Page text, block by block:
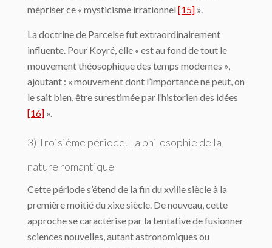
mépriser ce « mysticisme irrationnel [15] ».
La doctrine de Parcelse fut extraordinairement
influente. Pour Koyré, elle « est au fond de tout le
mouvement théosophique des temps modernes »,
ajoutant : « mouvement dont l’importance ne peut, on
le sait bien, être surestimée par l’historien des idées
[16] ».
3) Troisième période. La philosophie de la
nature romantique
Cette période s’étend de la fin du xviiie siècle à la
première moitié du xixe siècle. De nouveau, cette
approche se caractérise par la tentative de fusionner
sciences nouvelles, autant astronomiques ou